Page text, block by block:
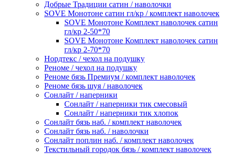
Добрые Традиции сатин / наволочки
SOVE Монотоне сатин гл/кр / комплект наволочек
SOVE Монотоне Комплект наволочек сатин
гл/кр 2-50*70
SOVE Монотоне Комплект наволочек сатин
гл/кр 2-70*70
Нордтекс / чехол на подушку
Реноме / чехол на подушку
Реноме бязь Премиум / комплект наволочек
Реноме бязь шуя / наволочек
Сонлайт / наперники
Сонлайт / наперники тик смесовый
Сонлайт / наперники тик хлопок
Сонлайт бязь наб. / комплект наволочек
Сонлайт бязь наб. / наволочки
Сонлайт поплин наб. / комплект наволочек
Текстильный городок бязь / комплект наволочек